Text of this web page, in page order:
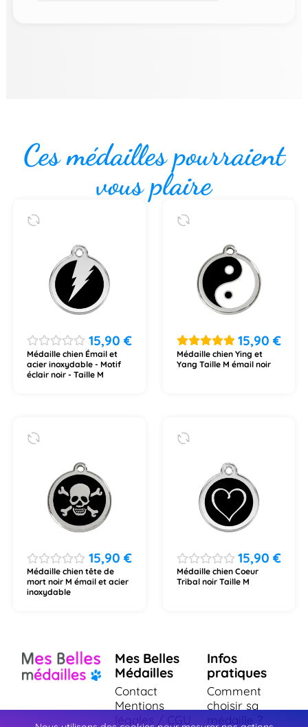
Ces médailles pourraient
vous plaire
15,90 €
Médaille chien Émail et
acier inoxydable - Motif
éclair noir - Taille M
15,90€
Médaille chien Ying et
Yang Taille M émail noir
15,90 €
Médaille chien tête de
mort noir M émail et acier
inoxydable
15,90€
Médaille chien Coeur
Tribal noir Taille M
Mes Belles
Médailles
Contact
Mentions
légales / CGU
Infos
pratiques
Comment
choisir sa
médaille ?